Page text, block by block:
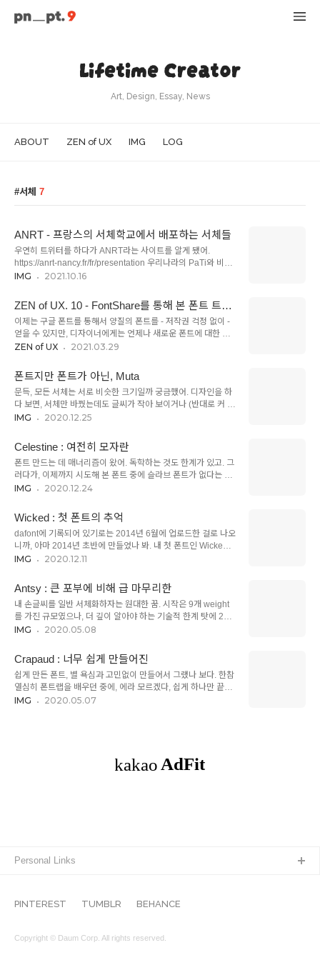
Lifetime Creator
Art, Design, Essay, News
ABOUT ZEN of UX IMG LOG
서체 7
ANRT - 프랑스의 서체학교에서 배포하는 서체들
우연히 트위터를 하다가 ANRT라는 사이트를 알게 됐어.
https://anrt-nancy.fr/fr/presentation 우리나라의 PaTi와 비슷
한 것 같은데, 여기는 국가기관(les ministères de la Culture -
및 연구기관인 것 같아. 아뜰리에나 스튜디오 같기도 하고, 연구
관점으로 보면 대학원 같기도 하고. 나름 입학도 어려워 보이네.
여기서 공짜로 서체를 배포하더라구. 서체가 괜찮아서 기록/공유
하려 해. https://anrt-nancy.fr/fr/fonts/#chaumont-script
ANRT Atelier national de recherche typographique anrt-
IMG 2021.10.16
ZEN of UX. 10 - FontShare를 통해 본 폰트 트렌
드 2021
이제는 구글 폰트를 통해서 양질의 폰트를 - 저작권 걱정 없이 -
얻을 수 있지만, 디자이너에게는 언제나 새로운 폰트에 대한 갈
증이 있게 마련이지. 아무래도 구글 폰트는 저작권 및 배포 문제
선별하기 때문에 트렌드를 반영하긴 어려워. 트렌드를 반영하는
무료 폰트를 찾느라 dafont나 fontsquirrel을 찾는 것도 한 방법
이겠지만, 워낙 퀄리티가 떨어지는 아이들이 많아서 모래밭에서
바늘 찾는 느낌이고, 찾더라도 저작권이 깨끗하게 해결되었는지
자세히 살펴봐야 하지. (물론 베스트는 현질 ^^) 그런데 최근에
(ITF) 사에서 만든 서비스이고, 상업/비상업적인 모든..
ZEN of UX 2021.03.29
폰트지만 폰트가 아닌, Muta
문득, 모든 서체는 서로 비슷한 크기일까 궁금했어. 디자인을 하
다 보면, 서체만 바꿨는데도 글씨가 작아 보이거나 (반대로 커 보
이거나) 행간도 달라 보이거든. UPM이라고 - Unit per Metrics
비율로 나누어서 폰트를 배치하는데, 이 영역을 수직으로 나누는
방식이 다르면 서체의 규모가 달라 보여. 전통적으로 쓰이는 몇
개의 비율이 있지만, 아무래도 높이 분배가 서체의 캐릭터에 직
접적으로 영향을 주기 때문에, 어쩔 수 없이 모든 서체의 UPM
분할이 약간씩 다르게 되지. 이게 우리 분야에서 어떤 영향을 끼
야. 애초에 서체를 embed 하면 문제없겠지만, 용량 문제도 있..
IMG 2020.12.25
Celestine : 여전히 모자란
폰트 만드는 데 매너리즘이 왔어. 독학하는 것도 한계가 있고. 그
러다가, 이제까지 시도해 본 폰트 중에 슬라브 폰트가 없다는 걸
깨달았어. 세리프는 내 능력에 너무 어렵지만, 슬라브라면 가능
단순하게 생각했던 거야. 아무래도, 없어도 되는 자리에 슬라브
를 두게 되니까, 커닝 등 간격이 애매해질 수밖에 없지. 슬라브라
는 폰트 문화 자체가 내게 익숙하지 않아서, 슬라브를 더하는 행
위가 피상적이 될 수밖에 없었던 것 같아. 슬라브를 놓은 위치는
가급적 서체의 안쪽으로 두는 게 안전할 것 같았는데, 그러다 보
어. e의 가운데 획을 길게 뽑은 건 억지 같기도 했지만, q와 D는
IMG 2020.12.24
Wicked : 첫 폰트의 추억
dafont에 기록되어 있기로는 2014년 6월에 업로드한 걸로 나오
니까, 아마 2014년 초반에 만들었나 봐. 내 첫 폰트인 Wicked를
소개할까 해. 지금도 폰트에 대한 지식이 일천하긴 하지만, 당시
프로그램으로 폰트를 만든다더라~ 하는 소문만 듣고, 맨 땅에 헤
딩하듯 이것저것 만져보던 시절이었지. 다행히 이런저런 그래픽
툴을 써 본 짬이 있기에 적응하는 데에는 큰 어려움이 없었지만,
폰트 자체에 대한 감각이 없으니까 테크닉은 크게 중요하지 않더
라구. 나는 항상 '나음보다 다름'이라, 특이한 걸 만들어 보고 싶
자가 서로 다른 스타일인 폰트를 만들어 보면 어떨까 싶었어. 디
IMG 2020.12.11
Antsy : 큰 포부에 비해 급 마무리한
내 손글씨를 일반 서체화하자는 원대한 꿈. 시작은 9개 weight
를 가진 규모였으나, 더 깊이 알아야 하는 기술적 한계 탓에 2개
의 폰트만 런칭. 내 손글씨와 얼마나 닮았는지는... 다른 사람들
결과물. 그래도 사랑해. [+] 링크
IMG 2020.05.08
Crapaud : 너무 쉽게 만들어진
쉽게 만든 폰트, 별 욕심과 고민없이 만들어서 그랬나 보다. 한참
열심히 폰트랩을 배우던 중에, 에라 모르겠다, 쉽게 하나만 끝내
보자고 만든 폰트였다. 만들다 생긴 호기심과 재미를 좇아 만들
IMG 2020.05.07
PINTEREST TUMBLR BEHANCE
Copyright © Daum Corp. All rights reserved.
Personal Links